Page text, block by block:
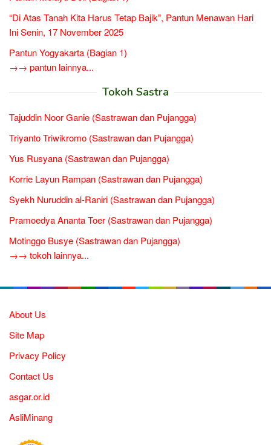
“Di Atas Tanah Kita Harus Tetap Bajik”, Pantun Menawan Hari
Ini Senin, 17 November 2025
Pantun Yogyakarta (Bagian 1)
→→ pantun lainnya...
Tokoh Sastra
Tajuddin Noor Ganie (Sastrawan dan Pujangga)
Triyanto Triwikromo (Sastrawan dan Pujangga)
Yus Rusyana (Sastrawan dan Pujangga)
Korrie Layun Rampan (Sastrawan dan Pujangga)
Syekh Nuruddin al-Raniri (Sastrawan dan Pujangga)
Pramoedya Ananta Toer (Sastrawan dan Pujangga)
Motinggo Busye (Sastrawan dan Pujangga)
→→ tokoh lainnya...
About Us
Site Map
Privacy Policy
Contact Us
asgar.or.id
AsliMinang